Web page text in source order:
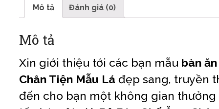
Mô tả Đánh giá (0)
Mô tả
Xin giới thiệu tới các bạn mẫu bàn
Chân Tiện Mẫu Lá đẹp sang, truyền
đến cho bạn một không gian